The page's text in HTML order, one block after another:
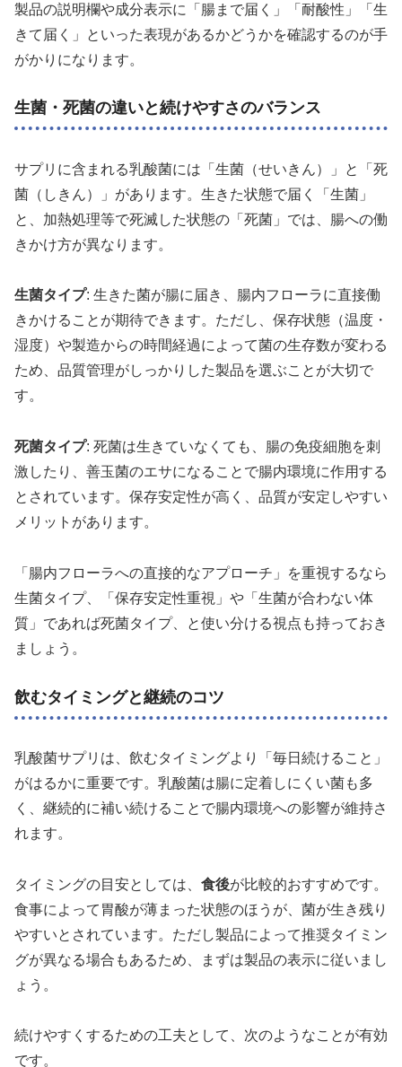
製品の説明欄や成分表示に「腸まで届く」「耐酸性」「生
きて届く」といった表現があるかどうかを確認するのが手
がかりになります。
生菌・死菌の違いと続けやすさのバランス
サプリに含まれる乳酸菌には「生菌（せいきん）」と「死
菌（しきん）」があります。生きた状態で届く「生菌」
と、加熱処理等で死滅した状態の「死菌」では、腸への働
きかけ方が異なります。
生菌タイプ: 生きた菌が腸に届き、腸内フローラに直接働
きかけることが期待できます。ただし、保存状態（温度・
湿度）や製造からの時間経過によって菌の生存数が変わる
ため、品質管理がしっかりした製品を選ぶことが大切で
す。
死菌タイプ: 死菌は生きていなくても、腸の免疫細胞を刺
激したり、善玉菌のエサになることで腸内環境に作用する
とされています。保存安定性が高く、品質が安定しやすい
メリットがあります。
「腸内フローラへの直接的なアプローチ」を重視するなら
生菌タイプ、「保存安定性重視」や「生菌が合わない体
質」であれば死菌タイプ、と使い分ける視点も持っておき
ましょう。
飲むタイミングと継続のコツ
乳酸菌サプリは、飲むタイミングより「毎日続けること」
がはるかに重要です。乳酸菌は腸に定着しにくい菌も多
く、継続的に補い続けることで腸内環境への影響が維持さ
れます。
タイミングの目安としては、 食後が比較的おすすめです。
食事によって胃酸が薄まった状態のほうが、菌が生き残り
やすいとされています。ただし製品によって推奨タイミン
グが異なる場合もあるため、まずは製品の表示に従いまし
ょう。
続けやすくするための工夫として、次のようなことが有効
です。